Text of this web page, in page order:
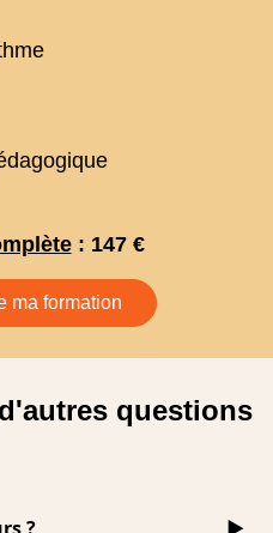
: 147 €
ma formation
d'autres questions